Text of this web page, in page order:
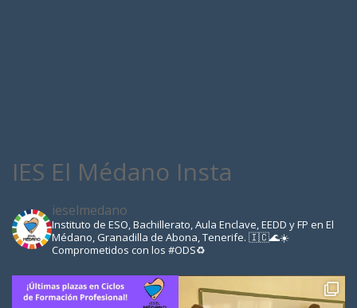
IES El Médano Insta
ieselmedano
Instituto de ESO, Bachillerato, Aula Enclave, EEDD y FP en El
Médano, Granadilla de Abona, Tenerife. 🇮🇨🌊☀️
Comprometidos con los #ODS♻️